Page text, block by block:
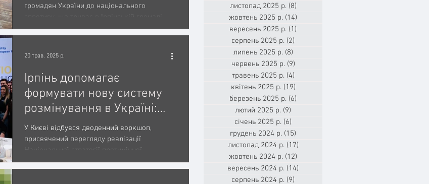
громадян України до національного
спротиву, що триває в Ірпінській громаді,
учасники продовжують...
Ірпінь допомагає
формувати нову систему
розмінування в Україні:
начальник піротехнічної
служби Муніципальної
варти взяв участь у
семінарі з перегляду
У Києві відбувся дводенний воркшоп,
присвячений перегляду реалізації
Національної стратегії протимінної
діяльності України. Понад 80...
20 трав. 2025 р.
листопад 2025 р. (8)
жовтень 2025 р. (14)
вересень 2025 р. (1)
серпень 2025 р. (2)
липень 2025 р. (8)
червень 2025 р. (9)
травень 2025 р. (4)
квітень 2025 р. (19)
березень 2025 р. (6)
лютий 2025 р. (9)
січень 2025 р. (6)
грудень 2024 р. (15)
листопад 2024 р. (17)
жовтень 2024 р. (12)
вересень 2024 р. (14)
серпень 2024 р. (9)